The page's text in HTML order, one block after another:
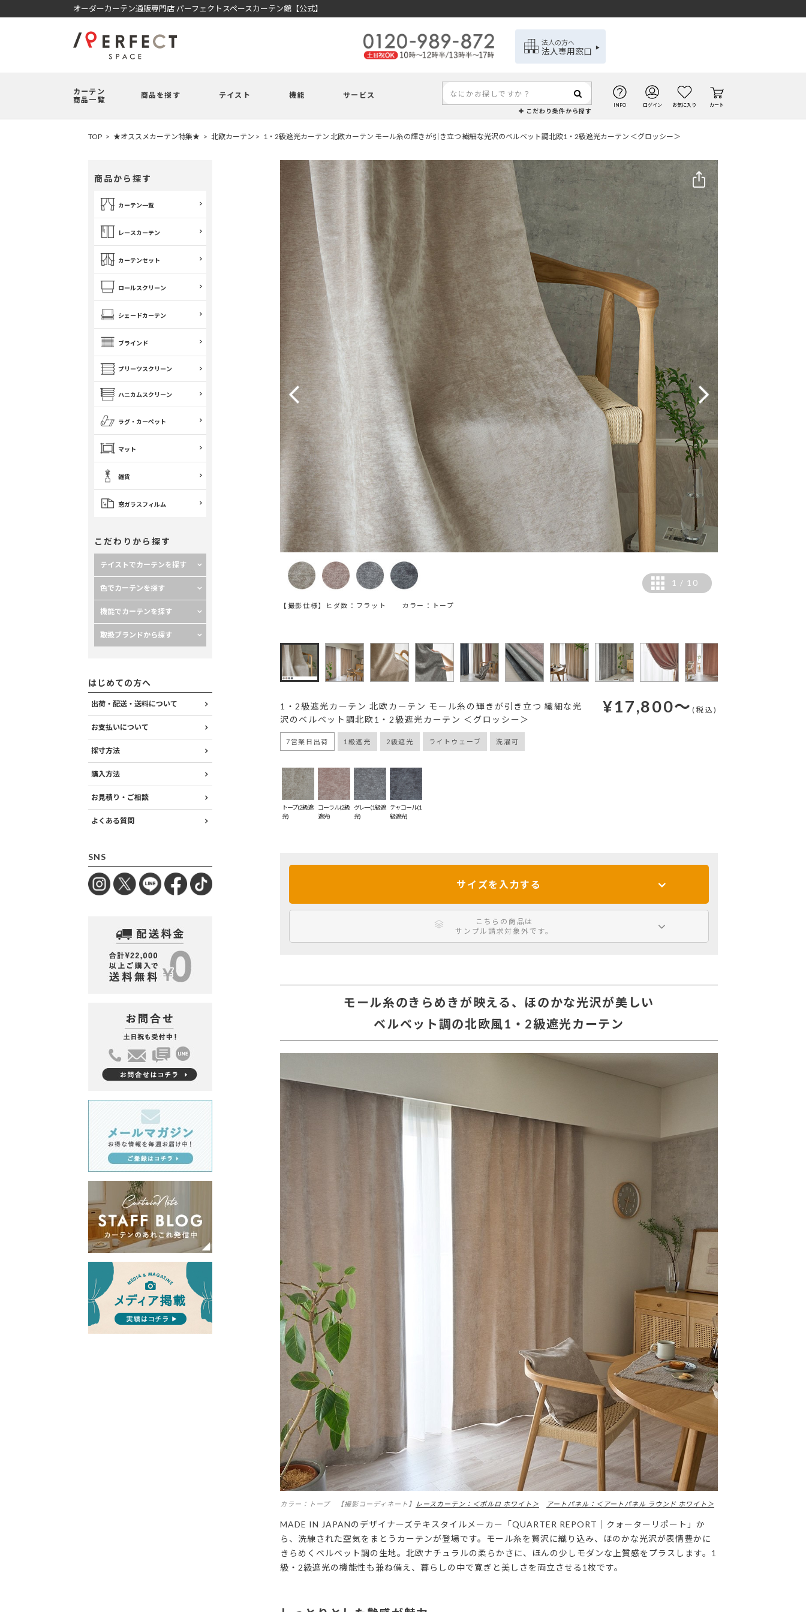
オーダーカーテン通販専門店 パーフェクトスペースカーテン館【公式】
法人の方へ
法人専用窓口
カーテン
商品一覧
商品を探す テイスト 機能 サービス
こだわり条件から探す
INFO ログイン お気に入り カート
TOP ★オススメカーテン特集★ 北欧カーテン 1・2級遮光カーテン 北欧カーテン モール糸の輝きが引き立つ 繊細な光沢のベルベット調北欧1・2級遮光カーテン ＜グロッシー＞
商品から探す
カーテン一覧
レースカーテン
カーテンセット
ロールスクリーン
シェードカーテン
ブラインド
プリーツスクリーン
ハニカムスクリーン
ラグ・カーペット
マット
雑貨
窓ガラスフィルム
こだわりから探す
テイストでカーテンを探す
色でカーテンを探す
機能でカーテンを探す
取扱ブランドから探す
はじめての方へ
出荷・配送・送料について
お支払いについて
採寸方法
購入方法
お見積り・ご相談
よくある質問
SNS
【撮影仕様】ヒダ数：フラット カラー：トープ
1 / 10
1・2級遮光カーテン 北欧カーテン モール糸の輝きが引き立つ 繊細な光
沢のベルベット調北欧1・2級遮光カーテン ＜グロッシー＞
7営業日出荷 1級遮光 2級遮光 ライトウェーブ 洗濯可
¥17,800～(税込)
トープ(2級遮
光)
コーラル(2級
遮光)
グレー(1級遮
光)
チャコール(1
級遮光)
サイズを入力する
こちらの商品は
サンプル請求対象外です。
モール糸のきらめきが映える、ほのかな光沢が美しい
ベルベット調の北欧風1・2級遮光カーテン
カラー：トープ 【撮影コーディネート】 レースカーテン：＜ポルロ ホワイト＞ アートパネル：＜アートパネル ラウンド ホワイト＞
MADE IN JAPANのデザイナーズテキスタイルメーカー「QUARTER REPORT｜クォーターリポート」か
ら、洗練された空気をまとうカーテンが登場です。モール糸を贅沢に織り込み、ほのかな光沢が表情豊かに
きらめくベルベット調の生地。北欧ナチュラルの柔らかさに、ほんの少しモダンな上質感をプラスします。1
級・2級遮光の機能性も兼ね備え、暮らしの中で寛ぎと美しさを両立させる1枚です。